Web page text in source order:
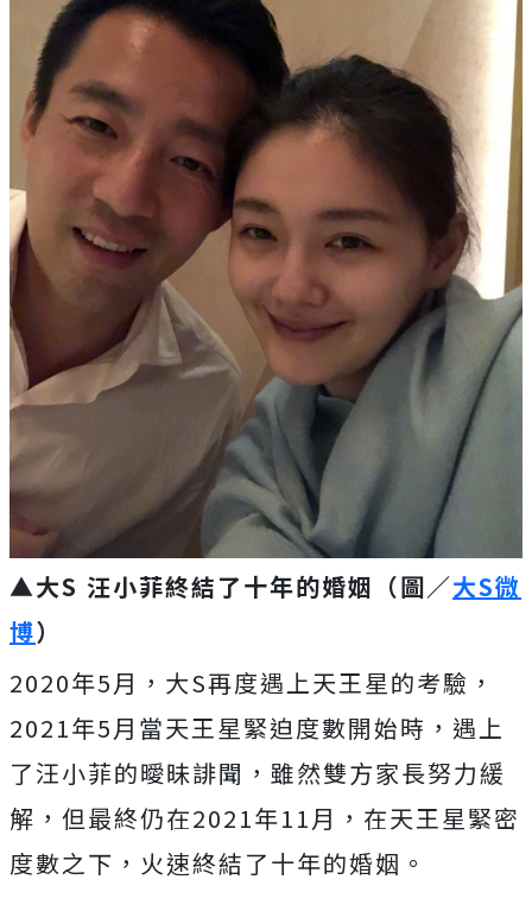
▲大S 汪小菲終結了十年的婚姻（圖／大S微
博）
2020年5月，大S再度遇上天王星的考驗，
2021年5月當天王星緊迫度數開始時，遇上
了汪小菲的曖昧誹聞，雖然雙方家長努力緩
解，但最終仍在2021年11月，在天王星緊密
度數之下，火速終結了十年的婚姻。